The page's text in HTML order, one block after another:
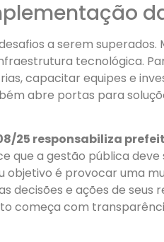
a serem
tecnológica.
capacitar equipes e
abre portas para
25 responsabiliza
que a gestão pública
objetivo é provocar uma
decisões e ações de seus
começa com